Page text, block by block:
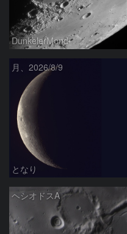
DunkelerMond
月、2026/8/9
となり
ヘシオドスA